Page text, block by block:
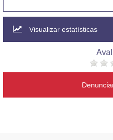
Visualizar estatísticas